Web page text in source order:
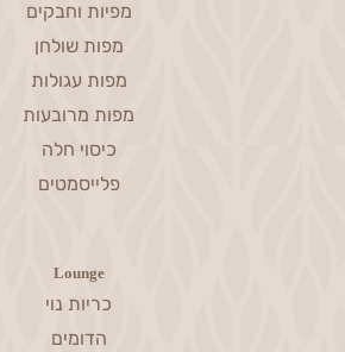
מפיות וחבקים
מפות שולחן
מפות עגולות
מפות מרובעות
כיסוי חלה
פלייסמטים
Lounge
כריות נוי
הדומים